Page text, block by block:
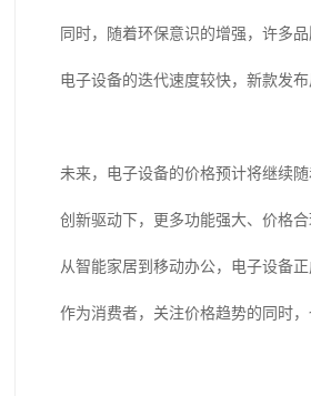
同时，随着环保意识的增强，许多
电子设备的迭代速度较快，新款发
未来，电子设备的价格预计将继续随
创新驱动下，更多功能强大、价格
从智能家居到移动办公，电子设备
作为消费者，关注价格趋势的同时